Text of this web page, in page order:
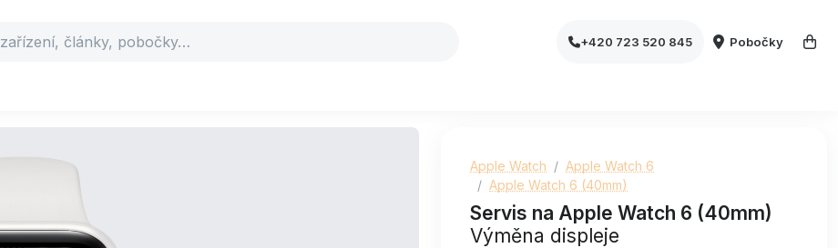
+420 723 520 845 Pobočky
Apple Watch
Apple Watch 6
Apple Watch 6 (40mm)
Servis na Apple Watch 6 (40mm)
Výměna displeje